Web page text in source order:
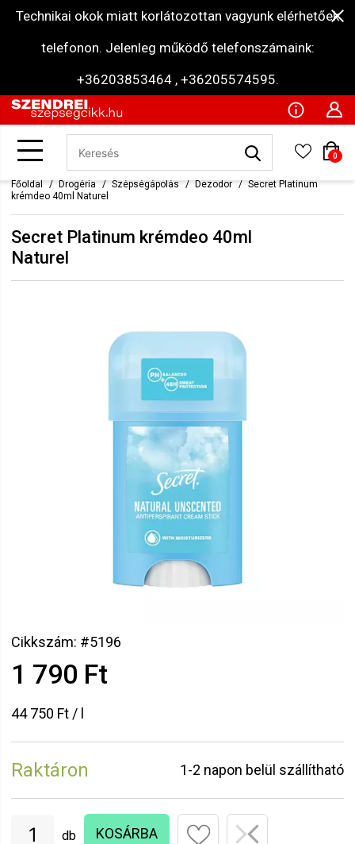
Technikai okok miatt korlátozottan vagyunk elérhetőek
telefonon. Jelenleg működő telefonszámaink:
+36203853464 , +36205574595.
0
Főoldal Drogéria Szépségápolás Dezodor
Secret Platinum
krémdeo 40ml Naturel
Secret Platinum krémdeo 40ml
Naturel
Cikkszám: #5196
1 790 Ft
44 750 Ft / l
Raktáron 1-2 napon belül szállítható
db KOSÁRBA